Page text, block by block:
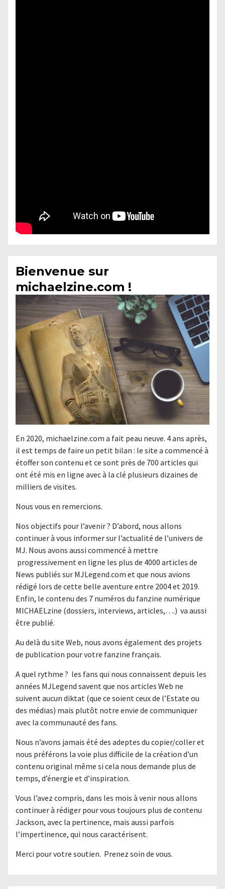
Bienvenue sur
michaelzine.com !
En 2020, michaelzine.com a fait peau neuve. 4 ans après,
il est temps de faire un petit bilan : le site a commencé à
étoffer son contenu et ce sont près de 700 articles qui
ont été mis en ligne avec à la clé plusieurs dizaines de
milliers de visites.
Nous vous en remercions.
Nos objectifs pour l’avenir ? D’abord, nous allons
continuer à vous informer sur l’actualité de l’univers de
MJ. Nous avons aussi commencé à mettre
progressivement en ligne les plus de 4000 articles de
News publiés sur MJLegend.com et que nous avions
rédigé lors de cette belle aventure entre 2004 et 2019.
Enfin, le contenu des 7 numéros du fanzine numérique
MICHAELzine (dossiers, interviews, articles,….) va aussi
être publié.
Au delà du site Web, nous avons également des projets
de publication pour votre fanzine français.
A quel rythme ? les fans qui nous connaissent depuis les
années MJLegend savent que nos articles Web ne
suivent aucun diktat (que ce soient ceux de l’Estate ou
des médias) mais plutôt notre envie de communiquer
avec la communauté des fans.
Nous n’avons jamais été des adeptes du copier/coller et
nous préférons la voie plus difficile de la création d’un
contenu original même si cela nous demande plus de
temps, d’énergie et d’inspiration.
Vous l’avez compris, dans les mois à venir nous allons
continuer à rédiger pour vous toujours plus de contenu
Jackson, avec la pertinence, mais aussi parfois
l’impertinence, qui nous caractérisent.
Merci pour votre soutien. Prenez soin de vous.